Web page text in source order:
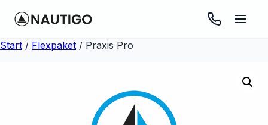
Start / Flexpaket / Praxis Pro